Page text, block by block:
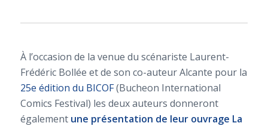
À l’occasion de la venue du scénariste Laurent-
Frédéric Bollée et de son co-auteur Alcante pour la
25e édition du BICOF(Bucheon International
Comics Festival) les deux auteurs donneront
également une présentation de leur ouvrage La